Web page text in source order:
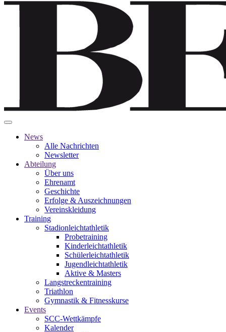
News
Alle Nachrichten
Newsletter
Abteilung
Über uns
Ehrenamt
Geschichte
Erfolge & Auszeichnungen
Vereinskleidung
Training
Stadionleichtathletik
Probetraining
Kinderleichtathletik
Schülerleichtathletik
Jugendleichtathletik
Aktive & Masters
Langstreckentraining
Triathlon
Gymnastik & Fitnesskurse
Events
SCC-Wettkämpfe
Kalender